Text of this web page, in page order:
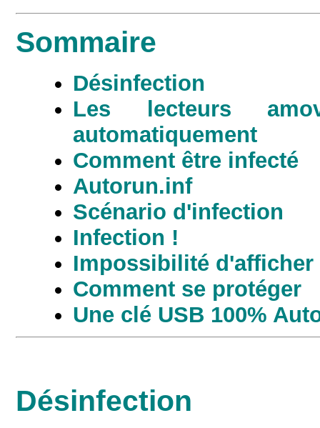
Sommaire
Désinfection
Les lecteurs
automatiquement
Comment être infecté
Autorun.inf
Scénario d'infection
Infection !
Impossibilité
Comment se protéger
Une clé USB 100%
Désinfection